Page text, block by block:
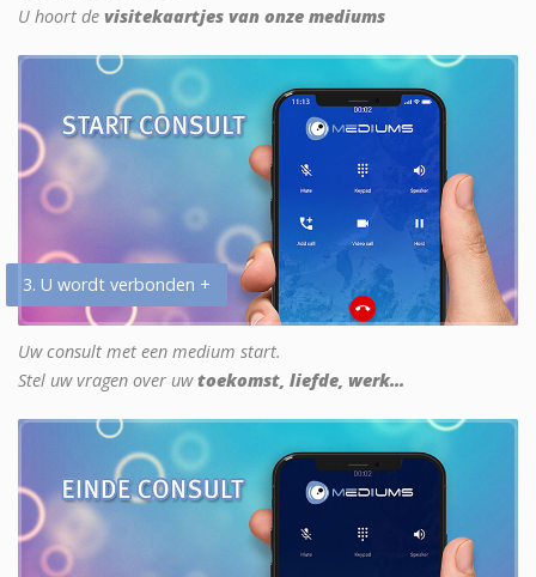
U hoort de visitekaartjes van onze mediums
3. U wordt verbonden +
Uw consult met een medium start.
Stel uw vragen over uwtoekomst, liefde, werk...